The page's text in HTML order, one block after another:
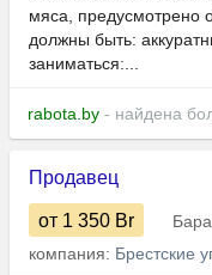
мяса, предусмотрено
должны быть:
заниматься:...
rabota.by - найдена
Продавец
от 1 350 Br
компания: Брестские